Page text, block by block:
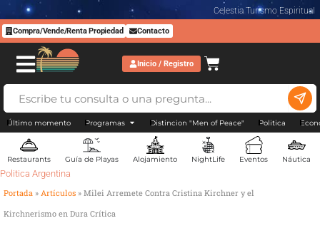
Celestia Turismo Espiritual
Compra/Vende/Renta Propiedad Contacto
Inicio / Registro
Último momento Programas Distincion "Men of Peace" Politica
Restaurants Guía de Playas Alojamiento NightLife Eventos Náutica
Politica Argentina
Portada » Artículos » Milei Arremete Contra Cristina Kirchner y el
Kirchnerismo en Dura Crítica